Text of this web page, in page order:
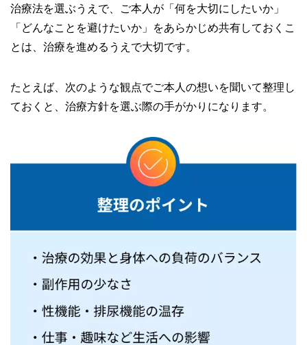
治療法を選ぶうえで、ご本人が「何を大切にしたいか」
「どんなことを避けたいか」をあらかじめ共有しておくこ
とは、治療を進めるうえで大切です。
たとえば、次のような観点でご本人の想いを聞いて整理し
ておくと、治療方針を選ぶ際の手がかりになります。